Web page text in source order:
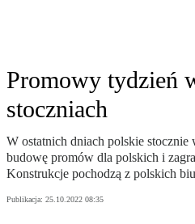
Promowy tydzień
stoczniach
W ostatnich dniach polskie stocznie
budowę promów dla polskich i
Konstrukcje pochodzą z polskich
Publikacja: 25.10.2022 08:35